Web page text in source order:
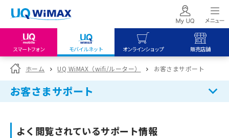
スマートフォン モバイルネット オンラインショップ 販売店舗
my UQ WiMAX
UQ WiMAX ご契約の方
My UQ mobile
UQ mobile
UQ mobile
オンラインショップ
UQ WiMAX
UQ mobile
販売店舗
UQ WiMAX
ホーム UQ WiMAX（wifi/ルーター） お客さまサポート
お客さまサポート
よく閲覧されているサポート情報